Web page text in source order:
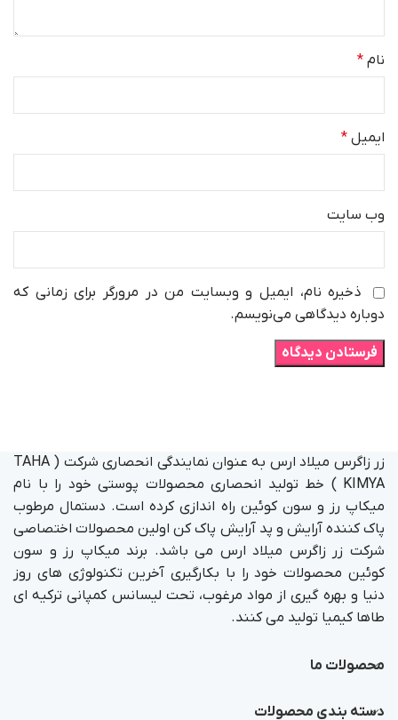
نام *
ایمیل *
وب‌ سایت
ذخیره نام، ایمیل و وبسایت من در مرورگر برای زمانی که
دوباره دیدگاهی می‌نویسم.
زر زاگرس میلاد ارس به عنوان نمایندگی انحصاری شرکت ( TAHA
KIMYA ) خط تولید انحصاری محصولات پوستی خود را با نام
میکاپ رز و سون کوئین راه اندازی کرده است. دستمال مرطوب
پاک کننده آرایش و پد آرایش پاک کن اولین محصولات اختصاصی
شرکت زر زاگرس میلاد ارس می باشد. برند میکاپ رز و سون
کوئین محصولات خود را با بکارگیری آخرین تکنولوژی های روز
دنیا و بهره گیری از مواد مرغوب، تحت لیسانس کمپانی ترکیه ای
طاها کیمیا تولید می کنند.
محصولات ما
دسته بندی محصولات